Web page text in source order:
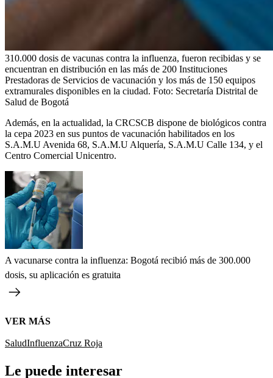
310.000 dosis de vacunas contra la influenza, fueron recibidas y se
encuentran en distribución en las más de 200 Instituciones
Prestadoras de Servicios de vacunación y los más de 150 equipos
extramurales disponibles en la ciudad. Foto: Secretaría Distrital de
Salud de Bogotá
Además, en la actualidad, la CRCSCB dispone de biológicos contra
la cepa 2023 en sus puntos de vacunación habilitados en los
S.A.M.U Avenida 68, S.A.M.U Alquería, S.A.M.U Calle 134, y el
Centro Comercial Unicentro.
A vacunarse contra la influenza: Bogotá recibió más de 300.000
dosis, su aplicación es gratuita
VER MÁS
SaludInfluenzaCruz Roja
Le puede interesar